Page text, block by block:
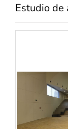
Estudio de